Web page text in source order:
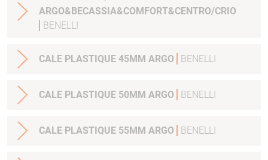
ARGO&BECASSIA&COMFORT&CENTRO/CRIO
BENELLI
CALE PLASTIQUE 45MM ARGO BENELLI
CALE PLASTIQUE 50MM ARGO BENELLI
CALE PLASTIQUE 55MM ARGO BENELLI